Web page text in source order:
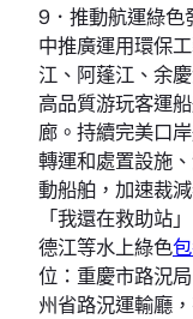
9．推動航運綠色
中推廣運用環保
江、阿蓬江、余
高品質游玩客運
廊。持續完美口
轉運和處置設施
動船舶，加速裁
「我還在救助站
德江等水上綠色
位：重慶市路況
州省路況運輸廳